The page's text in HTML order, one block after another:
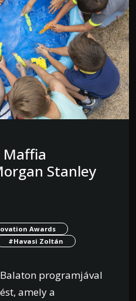
Maffia
Stanley
Awards
#Havasi Zoltán
programjával
amely a